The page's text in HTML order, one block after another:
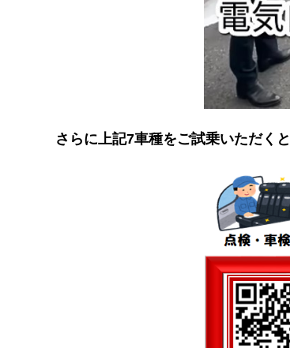
さらに上記7車種をご試乗いただくと